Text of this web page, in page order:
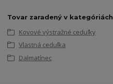
Tovar zaradený v kategóriách
Kovové výstražné ceduľky
Vlastná ceduľka
Dalmatínec